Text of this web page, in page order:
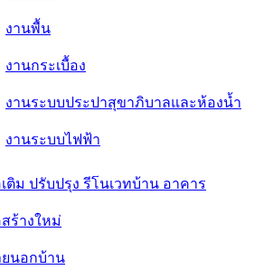
งานพื้น
งานกระเบื้อง
งานระบบประปาสุขาภิบาลและห้องน้ำ
งานระบบไฟฟ้า
ติม ปรับปรุง รีโนเวทบ้าน อาคาร
ร้างใหม่
ยนอกบ้าน
งานกระเบื้อง
งานระบบประปาสุขาภิบาลและห้องน้ำ
งานระบบไฟฟ้า
เติม ปรับปรุง รีโนเวทบ้าน อาคาร
ร้างใหม่
นอกบ้าน